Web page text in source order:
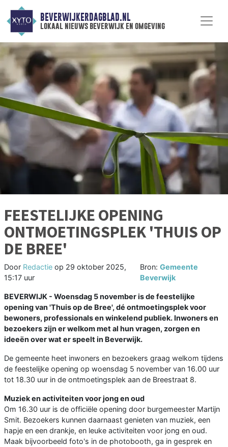
BEVERWIJKERDAGBLAD.NL
lokaal nieuws beverwijk en omgeving
FEESTELIJKE OPENING
ONTMOETINGSPLEK 'THUIS OP
DE BREE'
Door Redactie op 29 oktober 2025,
15:17 uur
Bron:Gemeente
Beverwijk
BEVERWIJK - Woensdag 5 november is de feestelijke
opening van 'Thuis op de Bree', dé ontmoetingsplek voor
bewoners, professionals en winkelend publiek. Inwoners en
bezoekers zijn er welkom met al hun vragen, zorgen en
ideeën over wat er speelt in Beverwijk.
De gemeente heet inwoners en bezoekers graag welkom tijdens
de feestelijke opening op woensdag 5 november van 16.00 uur
tot 18.30 uur in de ontmoetingsplek aan de Breestraat 8.
Muziek en activiteiten voor jong en oud
Om 16.30 uur is de officiële opening door burgemeester Martijn
Smit. Bezoekers kunnen daarnaast genieten van muziek, een
hapje en een drankje, en leuke activiteiten voor jong en oud.
Maak bijvoorbeeld foto's in de photobooth, ga in gesprek en